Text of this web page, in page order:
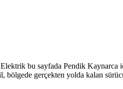
bu sayfada Pendik Kaynarca
bölgede gerçekten yolda kalan